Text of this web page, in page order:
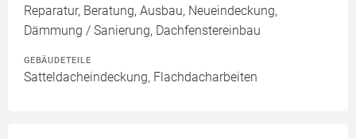
Reparatur, Beratung, Ausbau, Neueindeckung,
Dämmung / Sanierung, Dachfenstereinbau
GEBÄUDETEILE
Satteldacheindeckung, Flachdacharbeiten